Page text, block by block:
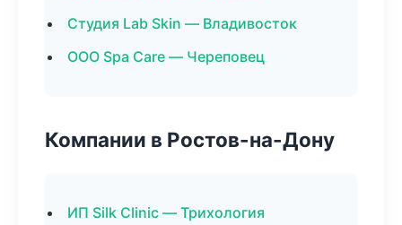
Студия Lab Skin — Владивосток
ООО Spa Care — Череповец
Компании в Ростов-на-Дону
ИП Silk Clinic — Трихология